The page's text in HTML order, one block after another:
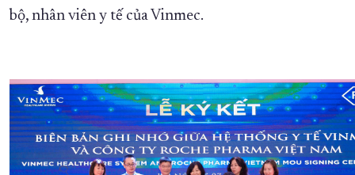
bộ, nhân viên y tế của Vinmec.